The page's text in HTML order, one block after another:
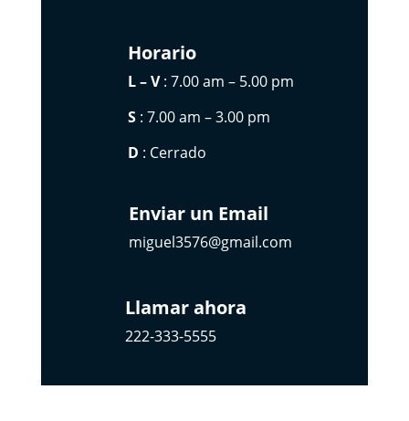
Horario
L – V: 7.00 am – 5.00 pm
S: 7.00 am – 3.00 pm
D : Cerrado
Enviar un Email
miguel3576@gmail.com
Llamar ahora
222-333-5555